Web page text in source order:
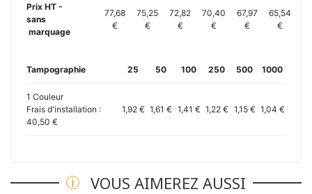
Prix HT -
sans
marquage
77,68
€
75,25
€
72,82
€
70,40
€
67,97
€
65,54
€
Tampographie 25 50 100 250 500 1000
1 Couleur
Frais d'installation :
40,50 €
1,92 € 1,61 € 1,41 € 1,22 € 1,15 € 1,04 €
VOUS AIMEREZ AUSSI